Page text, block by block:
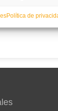
Política de(comienzo